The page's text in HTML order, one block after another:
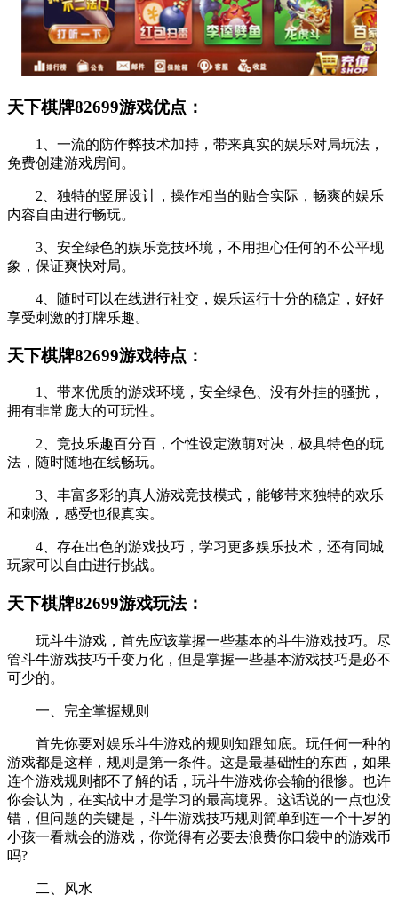
天下棋牌82699游戏优点：
1、一流的防作弊技术加持，带来真实的娱乐对局玩法，
免费创建游戏房间。
2、独特的竖屏设计，操作相当的贴合实际，畅爽的娱乐
内容自由进行畅玩。
3、安全绿色的娱乐竞技环境，不用担心任何的不公平现
象，保证爽快对局。
4、随时可以在线进行社交，娱乐运行十分的稳定，好好
享受刺激的打牌乐趣。
天下棋牌82699游戏特点：
1、带来优质的游戏环境，安全绿色、没有外挂的骚扰，
拥有非常庞大的可玩性。
2、竞技乐趣百分百，个性设定激萌对决，极具特色的玩
法，随时随地在线畅玩。
3、丰富多彩的真人游戏竞技模式，能够带来独特的欢乐
和刺激，感受也很真实。
4、存在出色的游戏技巧，学习更多娱乐技术，还有同城
玩家可以自由进行挑战。
天下棋牌82699游戏玩法：
玩斗牛游戏，首先应该掌握一些基本的斗牛游戏技巧。尽
管斗牛游戏技巧千变万化，但是掌握一些基本游戏技巧是必不
可少的。
一、完全掌握规则
首先你要对娱乐斗牛游戏的规则知跟知底。玩任何一种的
游戏都是这样，规则是第一条件。这是最基础性的东西，如果
连个游戏规则都不了解的话，玩斗牛游戏你会输的很惨。也许
你会认为，在实战中才是学习的最高境界。这话说的一点也没
错，但问题的关键是，斗牛游戏技巧规则简单到连一个十岁的
小孩一看就会的游戏，你觉得有必要去浪费你口袋中的游戏币
吗?
二、风水